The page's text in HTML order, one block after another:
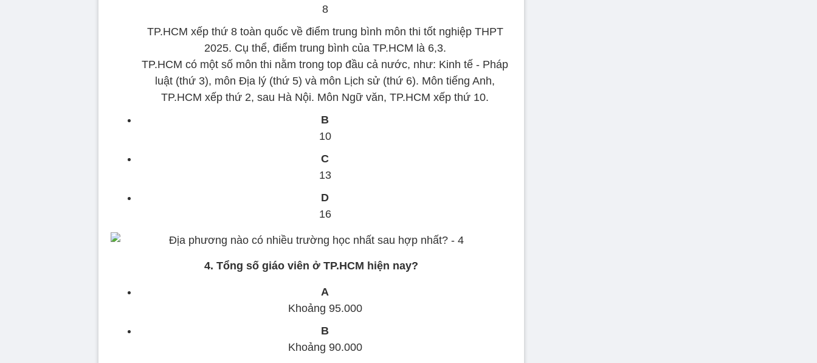
8
TP.HCM xếp thứ 8 toàn quốc về điểm trung bình môn thi tốt nghiệp THPT
2025. Cụ thể, điểm trung bình của TP.HCM là 6,3.
TP.HCM có một số môn thi nằm trong top đầu cả nước, như: Kinh tế - Pháp
luật (thứ 3), môn Địa lý (thứ 5) và môn Lịch sử (thứ 6). Môn tiếng Anh,
TP.HCM xếp thứ 2, sau Hà Nội. Môn Ngữ văn, TP.HCM xếp thứ 10.
B
10
C
13
D
16
4. Tổng số giáo viên ở TP.HCM hiện nay?
A
Khoảng 95.000
B
Khoảng 90.000